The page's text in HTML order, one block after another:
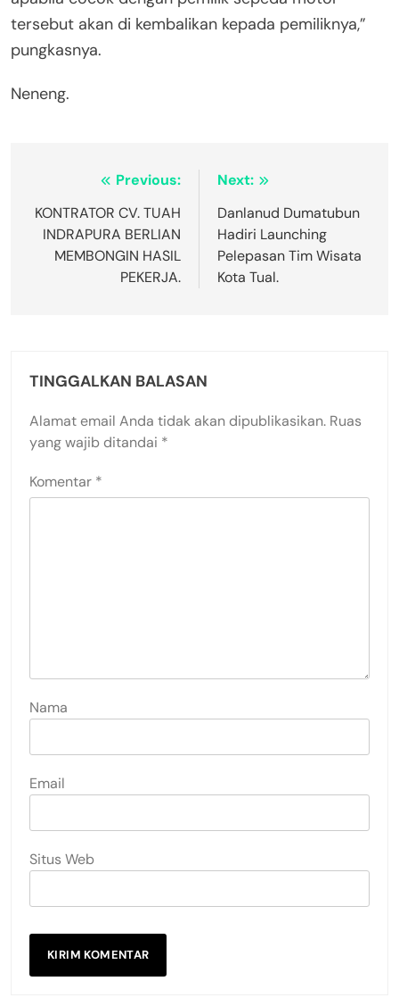
tersebut akan di kembalikan kepada pemiliknya,”
pungkasnya.
Neneng.
Navigasi
pos
Previous:
KONTRATOR CV. TUAH
INDRAPURA BERLIAN
MEMBONGIN HASIL
PEKERJA.
Next:
Danlanud Dumatubun
Hadiri Launching
Pelepasan Tim Wisata
Kota Tual.
TINGGALKAN BALASAN
Alamat email Anda tidak akan dipublikasikan. Ruas
yang wajib ditandai *
Komentar *
Nama
Email
Situs Web